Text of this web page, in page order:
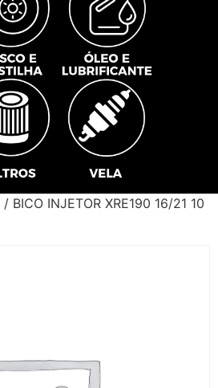
/ BICO INJETOR XRE190 16/21 10